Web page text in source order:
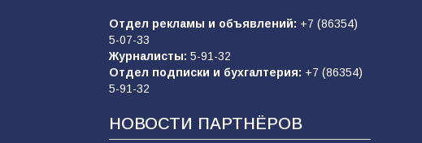
Отдел рекламы и объявлений: +7 (86354)
5-07-33
Журналисты: 5-91-32
Отдел подписки и бухгалтерия: +7 (86354)
5-91-32
НОВОСТИ ПАРТНЁРОВ